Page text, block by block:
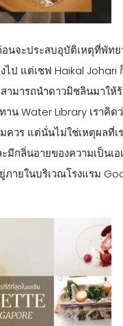
นจะประสบอุบัติเหตุที่พัท
ป แต่เชฟ Haikal
ามารถนำดาวมิชลินมาใ
น Water Library เราคิ
ควร แต่นั่นไม่ใช่เหตุผลที่
กลิ่นอายของความเป็นเ
ายในบริเวณโรงแรม